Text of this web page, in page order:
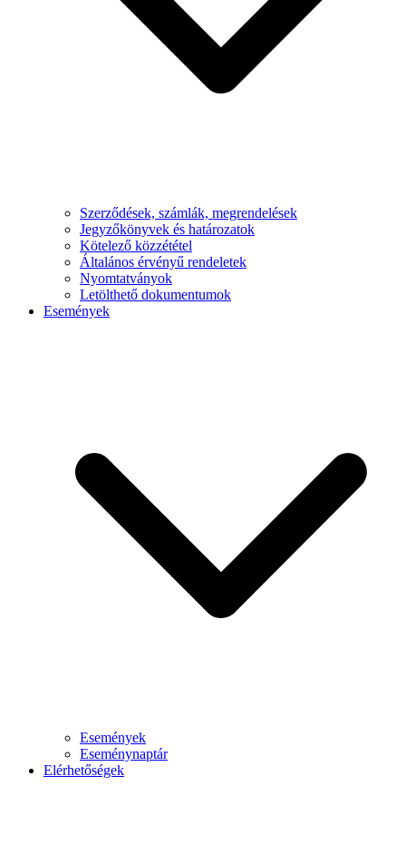
Szerződések, számlák, megrendelések
Jegyzőkönyvek és határozatok
Kötelező közzététel
Általános érvényű rendeletek
Nyomtatványok
Letölthető dokumentumok
Események
Események
Eseménynaptár
Elérhetőségek